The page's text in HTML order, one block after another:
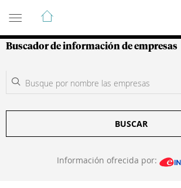
Guía de Empresas
Buscador de información de empresas
BUSCAR
Información ofrecida por: